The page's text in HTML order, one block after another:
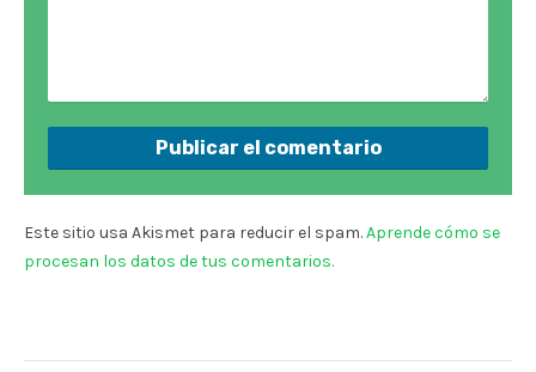
Este sitio usa Akismet para reducir el spam.Aprende cómo se
procesan los datos de tus comentarios.